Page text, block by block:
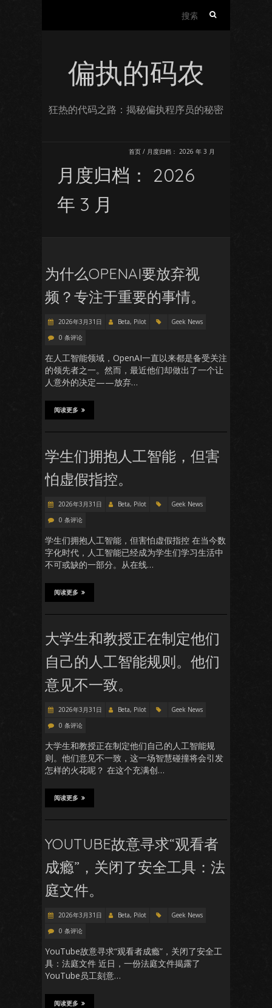
偏执的码农
狂热的代码之路：揭秘偏执程序员的秘密
首页 / 月度归档： 2026 年 3 月
月度归档： 2026
年 3 月
为什么OPENAI要放弃视
频？专注于重要的事情。
2026年3月31日 Beta, Pilot
Geek News
0 条评论
在人工智能领域，OpenAI一直以来都是备受关注
的领先者之一。然而，最近他们却做出了一个让
人意外的决定——放弃…
阅读更多
学生们拥抱人工智能，但害
怕虚假指控。
2026年3月31日 Beta, Pilot
Geek News
0 条评论
学生们拥抱人工智能，但害怕虚假指控 在当今数
字化时代，人工智能已经成为学生们学习生活中
不可或缺的一部分。从在线…
阅读更多
大学生和教授正在制定他们
自己的人工智能规则。他们
意见不一致。
2026年3月31日 Beta, Pilot
Geek News
0 条评论
大学生和教授正在制定他们自己的人工智能规
则。他们意见不一致，这一场智慧碰撞将会引发
怎样的火花呢？ 在这个充满创…
阅读更多
YOUTUBE故意寻求“观看者
成瘾”，关闭了安全工具：法
庭文件。
2026年3月31日 Beta, Pilot
Geek News
0 条评论
YouTube故意寻求“观看者成瘾”，关闭了安全工
具：法庭文件 近日，一份法庭文件揭露了
YouTube员工刻意…
阅读更多